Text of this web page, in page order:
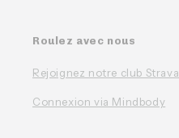
Roulez avec nous
Rejoignez notre club Strava
Connexion via Mindbody